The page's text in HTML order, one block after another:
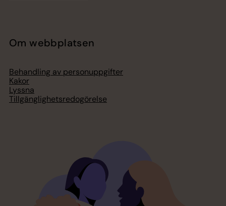
Om webbplatsen
Behandling av personuppgifter
Kakor
Lyssna
Tillgänglighetsredogörelse